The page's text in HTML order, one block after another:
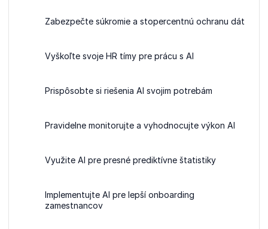
Zabezpečte súkromie a stopercentnú ochranu dát
Vyškoľte svoje HR tímy pre prácu s AI
Prispôsobte si riešenia AI svojim potrebám
Pravidelne monitorujte a vyhodnocujte výkon AI
Využite AI pre presné prediktívne štatistiky
Implementujte AI pre lepší onboarding
zamestnancov